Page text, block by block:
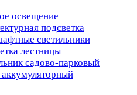
освещение
подсветка
светильники
лестницы
садово-парковый